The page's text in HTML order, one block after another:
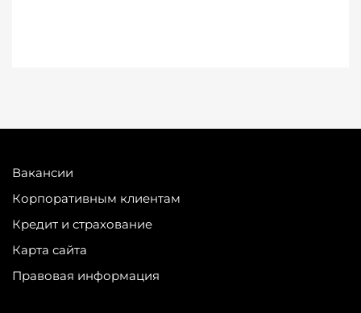
Вакансии
Корпоративным клиентам
Кредит и страхование
Карта сайта
Правовая информация